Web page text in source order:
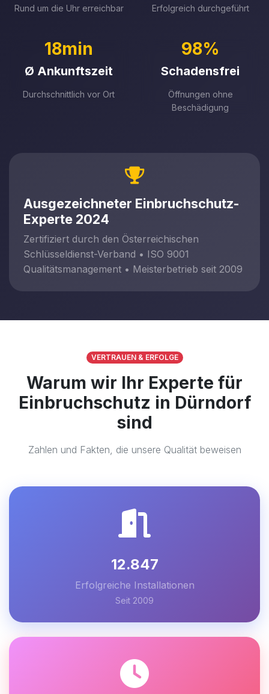
Rund um die Uhr erreichbar Erfolgreich durchgeführt
18min
Ø Ankunftszeit
Durchschnittlich vor Ort
98%
Schadensfrei
Öffnungen ohne
Beschädigung
Ausgezeichneter Einbruchschutz-
Experte 2024
Zertifiziert durch den Österreichischen
Schlüsseldienst-Verband • ISO 9001
Qualitätsmanagement • Meisterbetrieb seit 2009
VERTRAUEN & ERFOLGE
Warum wir Ihr Experte für
Einbruchschutz in Dürndorf
sind
Zahlen und Fakten, die unsere Qualität beweisen
12.847
Erfolgreiche Installationen
Seit 2009